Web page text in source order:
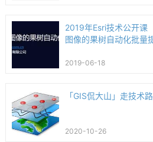
2019年Esri技术公开课
图像的果树自动化批量
2019-06-18
「GIS侃大山」走技术
2020-10-26